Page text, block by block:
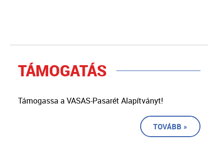
TÁMOGATÁS
Támogassa a VASAS-Pasarét Alapítványt!
TOVÁBB »